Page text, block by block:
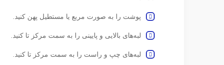
پوشت را به صورت مربع یا مستطیل پهن کنید.
لبه‌های بالایی و پایینی را به سمت مرکز تا کنید.
لبه‌های چپ و راست را به سمت مرکز تا کنید.